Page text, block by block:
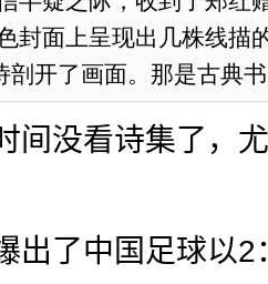
封面上呈现出几株线描
剖开了画面。那是古典
间没看诗集了，
出了中国足球以2